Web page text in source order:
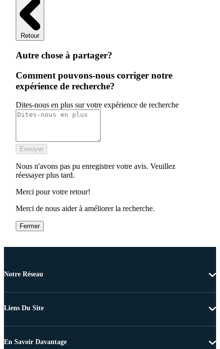
Retour
Autre chose à partager?
Comment pouvons-nous corriger notre
expérience de recherche?
Dites-nous en plus sur votre expérience de recherche
Envoyer
Nous n'avons pas pu enregistrer votre avis. Veuillez
réessayer plus tard.
Merci pour votre retour!
Merci de nous aider à améliorer la recherche.
Fermer
Notre Réseau
Liens Du Site
En Savoir Davantage